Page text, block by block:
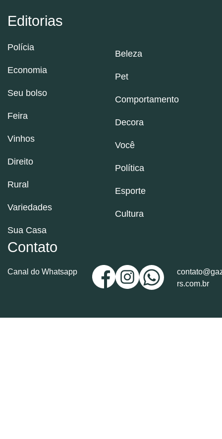
Editorias
Polícia
Economia
Seu bolso
Feira
Vinhos
Direito
Rural
Variedades
Sua Casa
Beleza
Pet
Comportamento
Decora
Você
Política
Esporte
Cultura
Contato
Canal do Whatsapp
rs.com.br